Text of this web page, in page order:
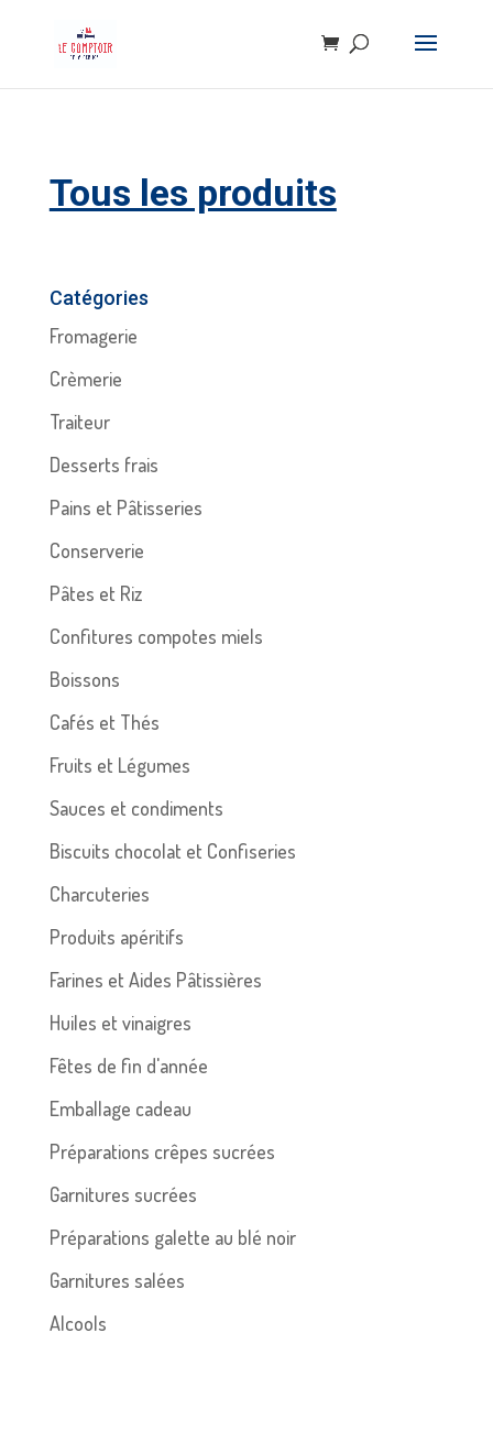
Tous les produits
Catégories
Fromagerie
Crèmerie
Traiteur
Desserts frais
Pains et Pâtisseries
Conserverie
Pâtes et Riz
Confitures compotes miels
Boissons
Cafés et Thés
Fruits et Légumes
Sauces et condiments
Biscuits chocolat et Confiseries
Charcuteries
Produits apéritifs
Farines et Aides Pâtissières
Huiles et vinaigres
Fêtes de fin d'année
Emballage cadeau
Préparations crêpes sucrées
Garnitures sucrées
Préparations galette au blé noir
Garnitures salées
Alcools